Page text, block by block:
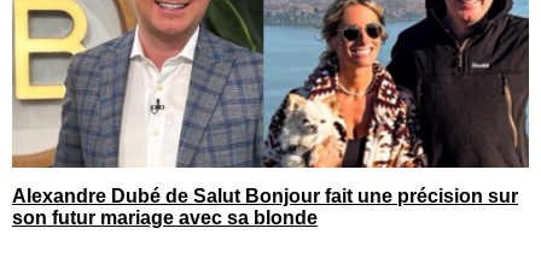
Alexandre Dubé de Salut Bonjour fait une précision sur
son futur mariage avec sa blonde